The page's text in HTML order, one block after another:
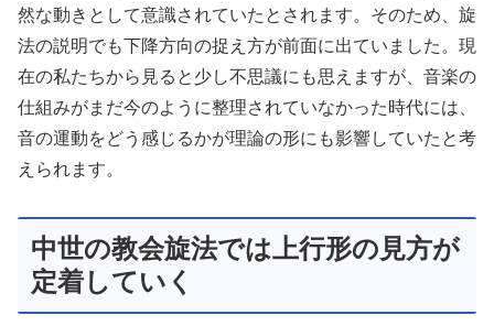
然な動きとして意識されていたとされます。そのため、旋
法の説明でも下降方向の捉え方が前面に出ていました。現
在の私たちから見ると少し不思議にも思えますが、音楽の
仕組みがまだ今のように整理されていなかった時代には、
音の運動をどう感じるかが理論の形にも影響していたと考
えられます。
中世の教会旋法では上行形の見方が
定着していく